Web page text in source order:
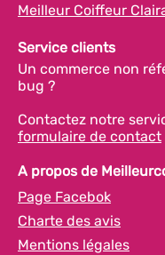
Meilleur Coiffeur
Service clients
Un commerce non
bug ?
Contactez notre
formulaire de contact
A propos de
Page Facebok
Charte des avis
Mentions légales